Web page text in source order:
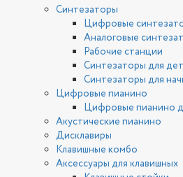
Синтезаторы
Цифровые
Аналоговые
Рабочие станции
Синтезаторы для
Синтезаторы для
Цифровые пианино
Цифровые пианино
Акустические пианино
Дисклавиры
Клавишные комбо
Аксессуары для клавишных